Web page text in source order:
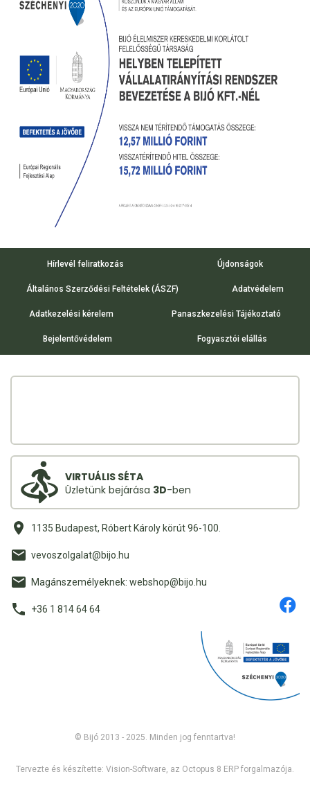
Hírlevél feliratkozás Újdonságok
Általános Szerződési Feltételek (ÁSZF) Adatvédelem
Adatkezelési kérelem Panaszkezelési Tájékoztató
Bejelentővédelem Fogyasztói elállás
VIRTUÁLIS SÉTA
Üzletünk bejárása 3D-ben
1135 Budapest, Róbert Károly körút 96-100.
vevoszolgalat@bijo.hu
Magánszemélyeknek: webshop@bijo.hu
+36 1 814 64 64
Tervezte és készítette: Vision-Software, az Octopus 8 ERP forgalmazója.
© Bijó 2013 - 2025. Minden jog fenntartva!